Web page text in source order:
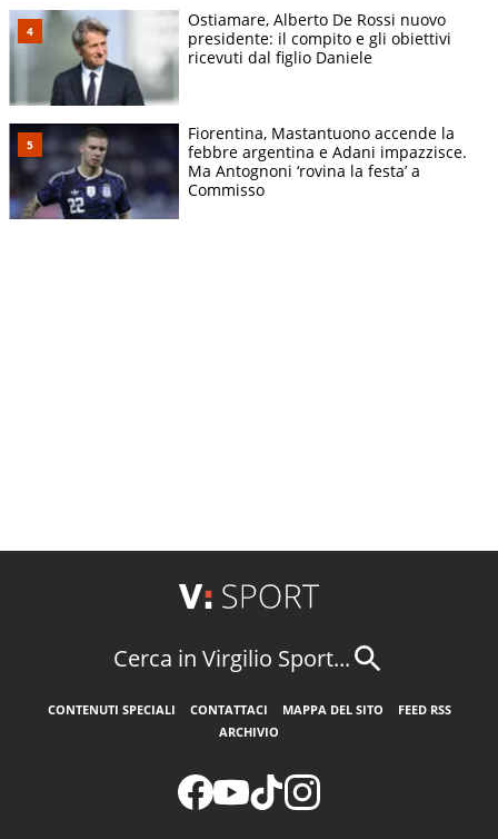
Ostiamare, Alberto De Rossi nuovo
presidente: il compito e gli obiettivi
ricevuti dal figlio Daniele
Fiorentina, Mastantuono accende la
febbre argentina e Adani impazzisce.
Ma Antognoni ‘rovina la festa’ a
Commisso
Cerca in Virgilio Sport...
CONTENUTI SPECIALI CONTATTACI MAPPA DEL SITO
FEED RSS
ARCHIVIO